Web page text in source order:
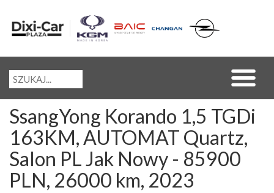
SsangYong Korando 1,5 TGDi
163KM, AUTOMAT Quartz,
Salon PL Jak Nowy - 85900
PLN, 26000 km, 2023